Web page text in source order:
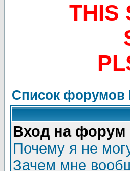
THIS
Список форумов
Вход на форум
Почему я не
Зачем мне